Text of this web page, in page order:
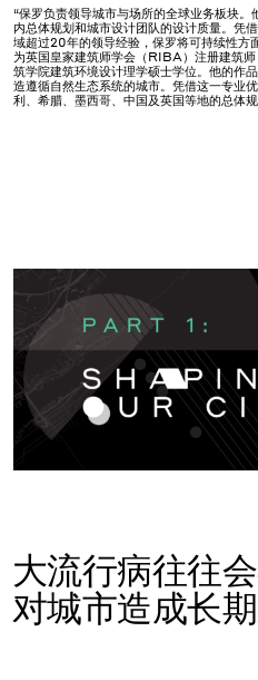
“保罗负责领导城市与场所的全球业务板块
内总体规划和城市设计团队的设计质量。凭
域超过20年的领导经验，保罗将可持续性方
为英国皇家建筑师学会（RIBA）注册建筑
筑学院建筑环境设计理学硕士学位。他的作
造遵循自然生态系统的城市。凭借这一专业
利、希腊、墨西哥、中国及英国等地的总体
大流行病往往
对城市造成长